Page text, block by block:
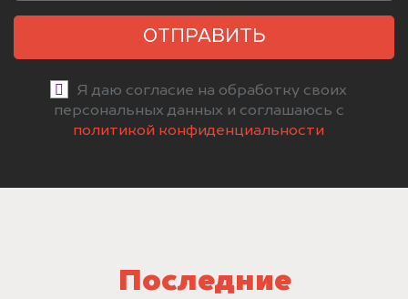
ОТПРАВИТЬ
Я даю согласие на обработку своих
персональных данных и соглашаюсь с
политикой конфиденциальности
Последние